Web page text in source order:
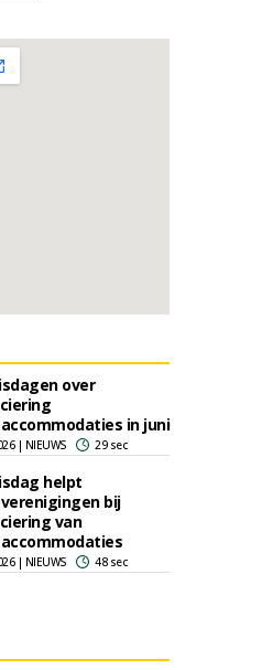
over
in juni
| NIEUWS 29 sec
helpt
bij
van
| NIEUWS 48 sec